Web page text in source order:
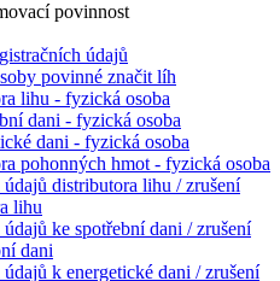
povinnost
údajů
povinné značit líh
lihu - fyzická osoba
dani - fyzická osoba
dani - fyzická osoba
pohonných hmot - fyzická osoba
údajů distributora lihu / zrušení
lihu
ke spotřební dani / zrušení
dani
k energetické dani / zrušení